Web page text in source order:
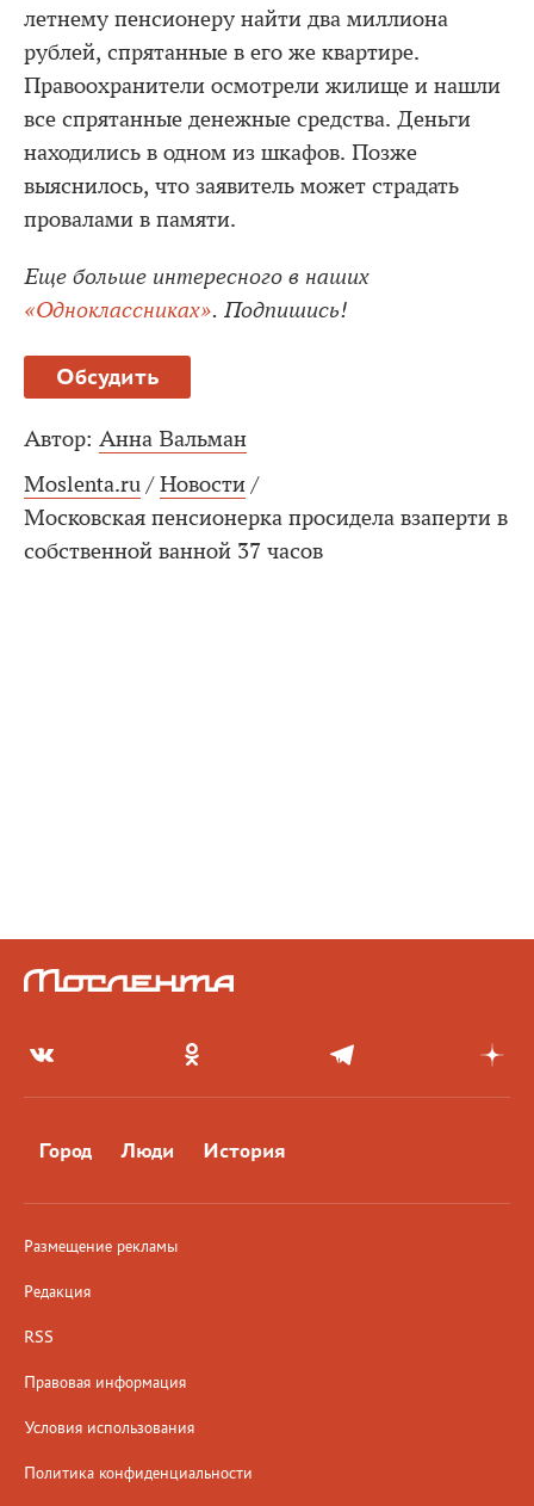
летнему пенсионеру найти два миллиона
рублей, спрятанные в его же квартире.
Правоохранители осмотрели жилище и нашли
все спрятанные денежные средства. Деньги
находились в одном из шкафов. Позже
выяснилось, что заявитель может страдать
провалами в памяти.
Еще больше интересного в наших
«Одноклассниках». Подпишись!
Обсудить
Автор: Анна Вальман
Moslenta.ru / Новости /
Московская пенсионерка просидела взаперти в
собственной ванной 37 часов
Город Люди История
Размещение рекламы
Редакция
RSS
Правовая информация
Условия использования
Политика конфиденциальности